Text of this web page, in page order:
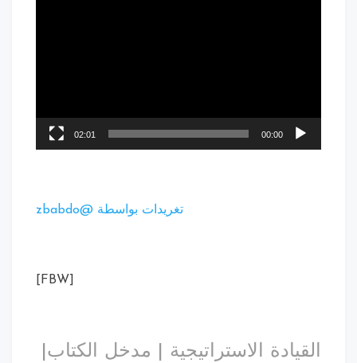
00:00
02:01
تغريدات بواسطة @zbabdo
القيادة الاستراتيجية | مدخل الكتاب|